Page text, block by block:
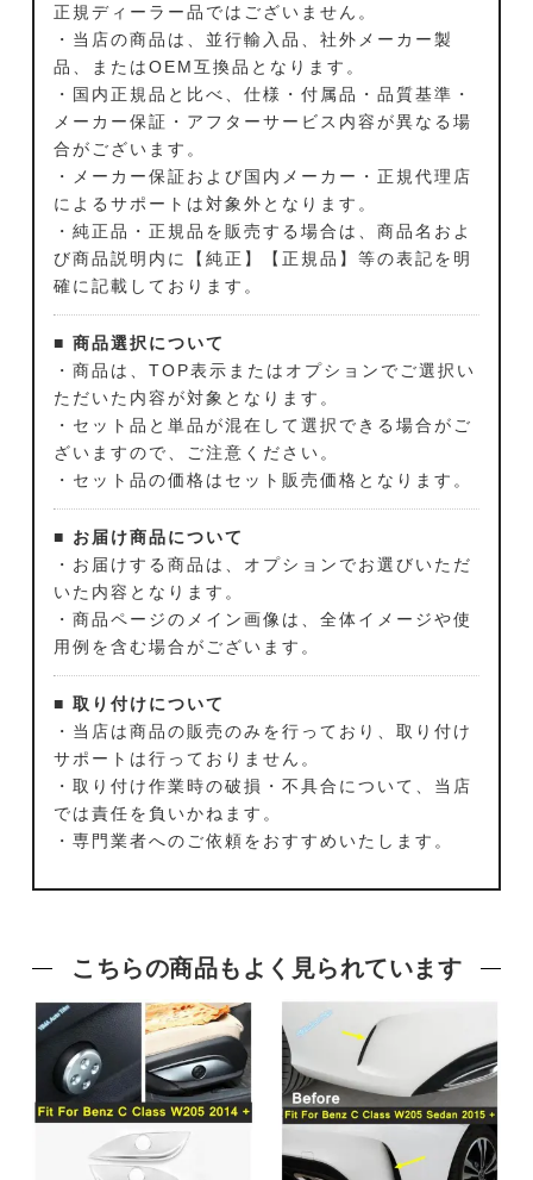
正規ディーラー品ではございません。
・当店の商品は、並行輸入品、社外メーカー製
品、またはOEM互換品となります。
・国内正規品と比べ、仕様・付属品・品質基準・
メーカー保証・アフターサービス内容が異なる場
合がございます。
・メーカー保証および国内メーカー・正規代理店
によるサポートは対象外となります。
・純正品・正規品を販売する場合は、商品名およ
び商品説明内に【純正】【正規品】等の表記を明
確に記載しております。
■ 商品選択について
・商品は、TOP表示またはオプションでご選択い
ただいた内容が対象となります。
・セット品と単品が混在して選択できる場合がご
ざいますので、ご注意ください。
・セット品の価格はセット販売価格となります。
■ お届け商品について
・お届けする商品は、オプションでお選びいただ
いた内容となります。
・商品ページのメイン画像は、全体イメージや使
用例を含む場合がございます。
■ 取り付けについて
・当店は商品の販売のみを行っており、取り付け
サポートは行っておりません。
・取り付け作業時の破損・不具合について、当店
では責任を負いかねます。
・専門業者へのご依頼をおすすめいたします。
こちらの商品もよく見られています